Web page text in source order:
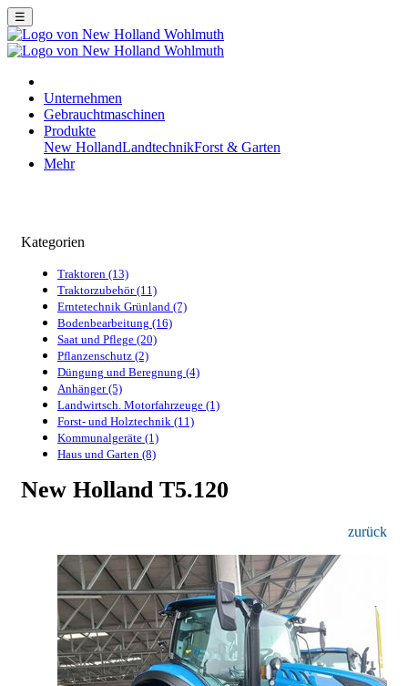
☰
Unternehmen
Gebrauchtmaschinen
Produkte
New HollandLandtechnikForst & Garten
Mehr
Kategorien
Traktoren (13)
Traktorzubehör (11)
Erntetechnik Grünland (7)
Bodenbearbeitung (16)
Saat und Pflege (20)
Pflanzenschutz (2)
Düngung und Beregnung (4)
Anhänger (5)
Landwirtsch. Motorfahrzeuge (1)
Forst- und Holztechnik (11)
Kommunalgeräte (1)
Haus und Garten (8)
New Holland T5.120
zurück